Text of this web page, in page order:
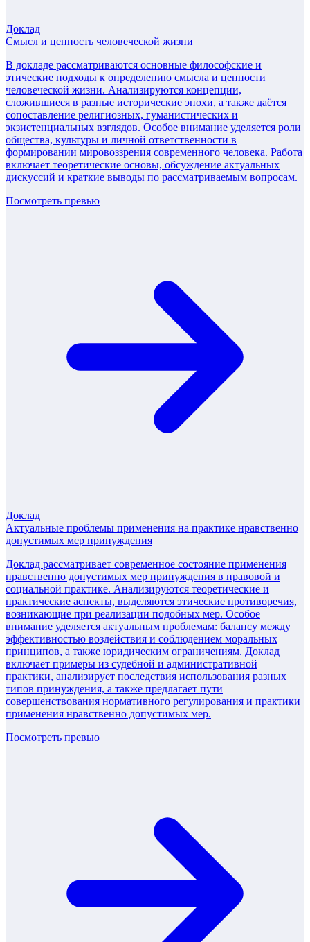
Доклад
Смысл и ценность человеческой жизни
В докладе рассматриваются основные философские и
этические подходы к определению смысла и ценности
человеческой жизни. Анализируются концепции,
сложившиеся в разные исторические эпохи, а также даётся
сопоставление религиозных, гуманистических и
экзистенциальных взглядов. Особое внимание уделяется роли
общества, культуры и личной ответственности в
формировании мировоззрения современного человека. Работа
включает теоретические основы, обсуждение актуальных
дискуссий и краткие выводы по рассматриваемым вопросам.
Посмотреть превью
Доклад
Актуальные проблемы применения на практике нравственно
допустимых мер принуждения
Доклад рассматривает современное состояние применения
нравственно допустимых мер принуждения в правовой и
социальной практике. Анализируются теоретические и
практические аспекты, выделяются этические противоречия,
возникающие при реализации подобных мер. Особое
внимание уделяется актуальным проблемам: балансу между
эффективностью воздействия и соблюдением моральных
принципов, а также юридическим ограничениям. Доклад
включает примеры из судебной и административной
практики, анализирует последствия использования разных
типов принуждения, а также предлагает пути
совершенствования нормативного регулирования и практики
применения нравственно допустимых мер.
Посмотреть превью